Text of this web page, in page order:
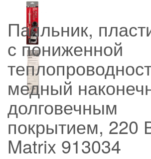
Паяльник,
с пониженной
медный
долговечным
покрытием, 220
Matrix 913034